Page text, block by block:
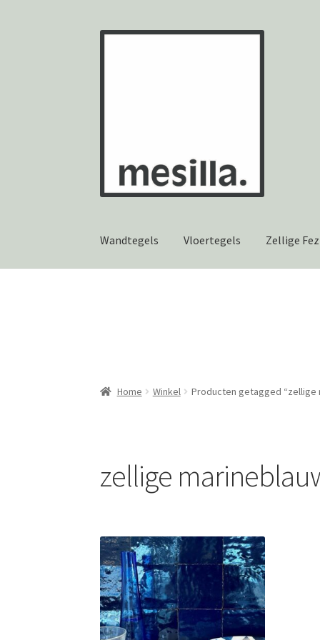
Ga
Ga
Wandtegels Vloertegels Zellige Fez
Home Winkel Producten getagged “zellige
zellige